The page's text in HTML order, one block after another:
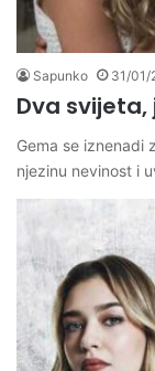
Sapunko 31/01/
Dva
Gema se iznenadi
njezinu nevinost i